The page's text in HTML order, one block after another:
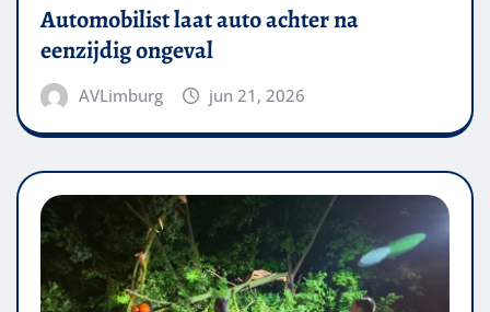
Automobilist laat auto achter na
eenzijdig ongeval
AVLimburg jun 21, 2026